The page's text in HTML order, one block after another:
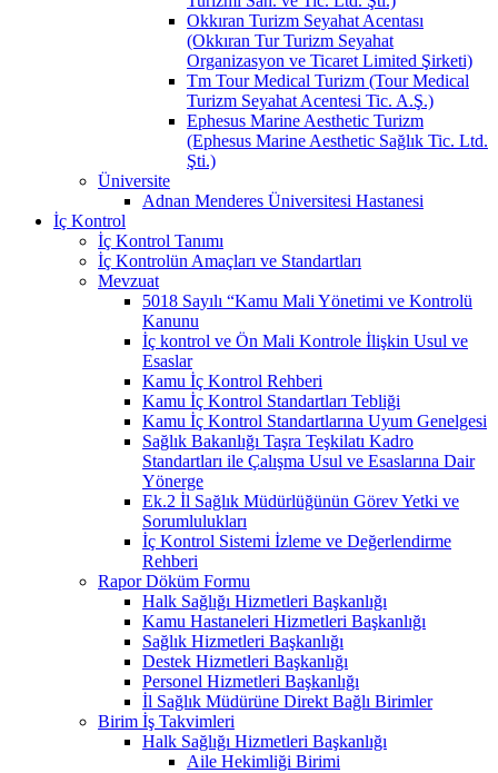
Okkıran Turizm Seyahat Acentası
(Okkıran Tur Turizm Seyahat
Organizasyon ve Ticaret Limited Şirketi)
Tm Tour Medical Turizm (Tour Medical
Turizm Seyahat Acentesi Tic. A.Ş.)
Ephesus Marine Aesthetic Turizm
(Ephesus Marine Aesthetic Sağlık Tic. Ltd.
Şti.)
Üniversite
Adnan Menderes Üniversitesi Hastanesi
İç Kontrol
İç Kontrol Tanımı
İç Kontrolün Amaçları ve Standartları
Mevzuat
5018 Sayılı “Kamu Mali Yönetimi ve Kontrolü
Kanunu
İç kontrol ve Ön Mali Kontrole İlişkin Usul ve
Esaslar
Kamu İç Kontrol Rehberi
Kamu İç Kontrol Standartları Tebliği
Kamu İç Kontrol Standartlarına Uyum Genelgesi
Sağlık Bakanlığı Taşra Teşkilatı Kadro
Standartları ile Çalışma Usul ve Esaslarına Dair
Yönerge
Ek.2 İl Sağlık Müdürlüğünün Görev Yetki ve
Sorumlulukları
İç Kontrol Sistemi İzleme ve Değerlendirme
Rehberi
Rapor Döküm Formu
Halk Sağlığı Hizmetleri Başkanlığı
Kamu Hastaneleri Hizmetleri Başkanlığı
Sağlık Hizmetleri Başkanlığı
Destek Hizmetleri Başkanlığı
Personel Hizmetleri Başkanlığı
İl Sağlık Müdürüne Direkt Bağlı Birimler
Birim İş Takvimleri
Halk Sağlığı Hizmetleri Başkanlığı
Aile Hekimliği Birimi